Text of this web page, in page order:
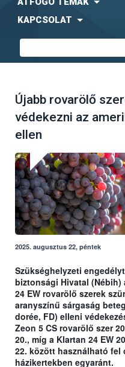
KAPCSOLAT
Újabb rovarölő
védekezni az
ellen
2025. augusztus 22, péntek
Szükséghelyzeti
biztonsági Hivatal (Nébih)
24 EW rovarölő szerek
aranyszínű sárgaság
dorée, FD) elleni
Zeon 5 CS rovarölő szer
20., míg a Klartan 24 EW
22. között használható fel
házikertekben egyaránt.